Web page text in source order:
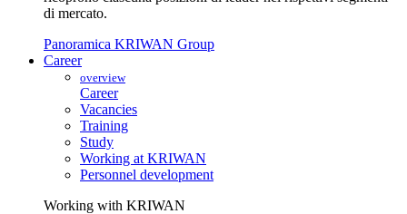
di mercato.
Panoramica KRIWAN Group
Career
overview
Career
Vacancies
Training
Study
Working at KRIWAN
Personnel development
Working with KRIWAN